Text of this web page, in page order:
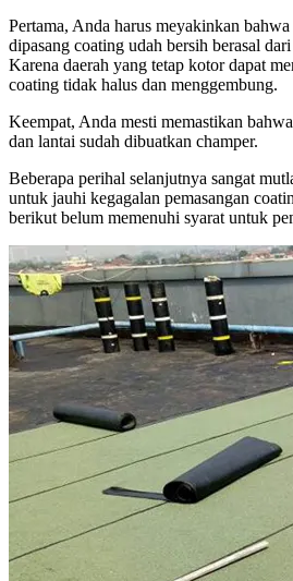
Pertama, Anda harus meyakinkan
dipasang coating udah bersih berasal
Karena daerah yang tetap kotor dapat
coating tidak halus dan menggembung.
Keempat, Anda mesti memastikan
dan lantai sudah dibuatkan champer.
Beberapa perihal selanjutnya sangat
untuk jauhi kegagalan pemasangan
berikut belum memenuhi syarat untuk